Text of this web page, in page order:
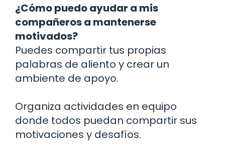
¿Cómo puedo ayudar a mis
compañeros a mantenerse
motivados?
Puedes compartir tus propias
palabras de aliento y crear un
ambiente de apoyo.
Organiza actividades en equipo
donde todos puedan compartir sus
motivaciones y desafíos.